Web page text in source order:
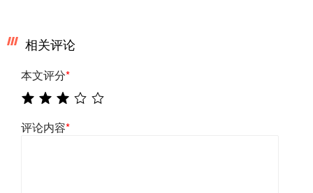
相关评论
本文评分*
评论内容*